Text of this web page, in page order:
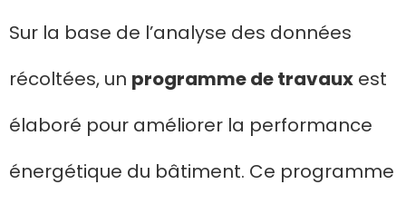
Sur la base de l’analyse des données
récoltées, un programme de travaux est
élaboré pour améliorer la performance
énergétique du bâtiment. Ce programme